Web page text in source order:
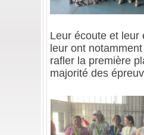
Leur écoute et leur
leur ont
rafler la première
majorité des